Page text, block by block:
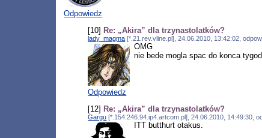
Odpowiedz
[10] Re: „Akira” dla trzynastolatków?
lady_magma [*.21.rev.vline.pl], 24.06.2010, 13:42:02,
OMG
nie bede mogla spac do konca
Odpowiedz
[12] Re: „Akira” dla trzynastolatków?
Gargu [*.154.246.94.ip4.artcom.pl], 24.06.2010, 14:49:30,
ITT butthurt otakus.